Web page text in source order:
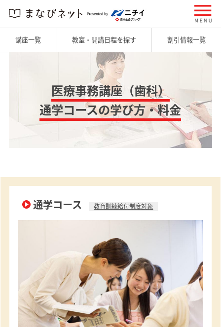
講座一覧 教室・開講日程を探す 割引情報一覧
医療事務講座（歯科）
通学コースの学び方・料金
通学コース 教育訓練給付制度対象